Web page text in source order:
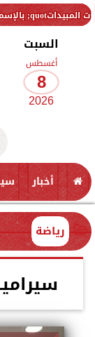
السبت
أغسطس
8
2026
أخبار
رياضة